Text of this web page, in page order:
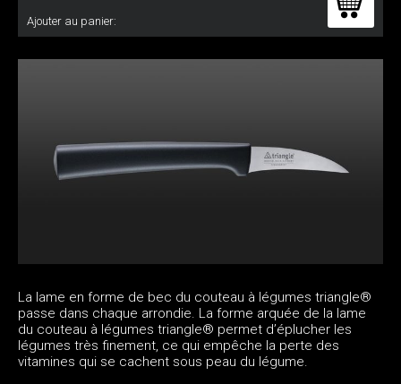
Ajouter au panier:
La lame en forme de bec du couteau à légumes triangle®
passe dans chaque arrondie. La forme arquée de la lame
du couteau à légumes triangle® permet d’éplucher les
légumes très finement, ce qui empêche la perte des
vitamines qui se cachent sous peau du légume.